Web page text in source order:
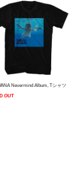
Nevermind Album, Tシャツ
OUT